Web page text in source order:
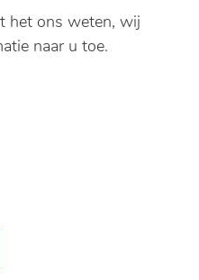
het ons weten, wij
naar u toe.